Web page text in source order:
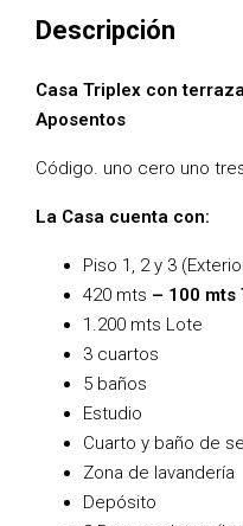
Descripción
Casa Triplex con
Aposentos
Código. uno cero uno
La Casa cuenta con:
Piso 1, 2 y 3
420 mts – 100 mts
1.200 mts Lote
3 cuartos
5 baños
Estudio
Cuarto y baño de
Zona de lavandería
Depósito